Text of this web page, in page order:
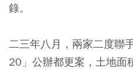
錄。
二三年八月，兩家二度聯
20」公辦都更案，土地